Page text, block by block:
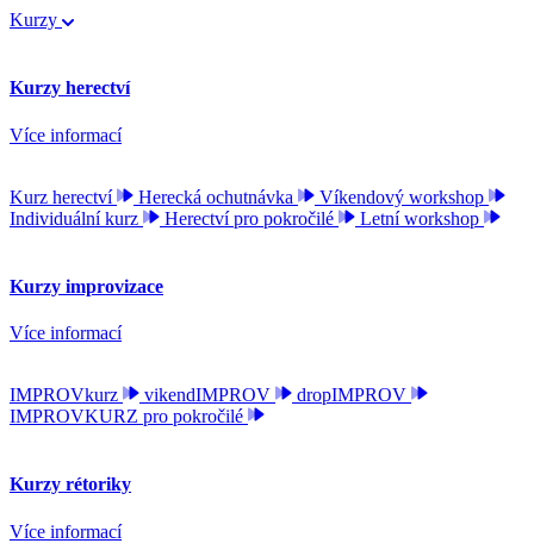
Kurzy
Kurzy herectví
Více informací
Kurz herectví Herecká ochutnávka
Víkendový workshop
Individuální kurz
Herectví pro pokročilé Letní workshop
Kurzy improvizace
Více informací
IMPROVkurz vikendIMPROV
dropIMPROV
IMPROVKURZ pro pokročilé
Kurzy rétoriky
Více informací